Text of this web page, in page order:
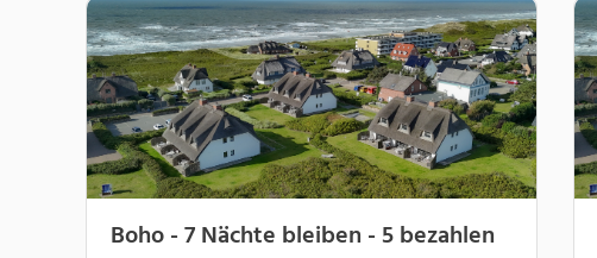
Boho - 7 Nächte bleiben - 5 bezahlen